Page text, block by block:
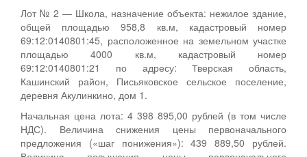
Лот № 2 — Школа, назначение объекта: нежилое здание,
общей площадью 958,8 кв.м, кадастровый номер
69:12:0140801:45, расположенное на земельном участке
площадью 4000 кв.м, кадастровый номер
69:12:0140801:21 по адресу: Тверская область,
Кашинский район, Письяковское сельское поселение,
деревня Акулинкино, дом 1.
Начальная цена лота: 4 398 895,00 рублей (в том числе
НДС). Величина снижения цены первоначального
предложения («шаг понижения»): 439 889,50 рублей.